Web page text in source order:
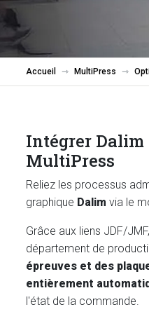
Accueil MultiPress
Intégrer
MultiPress
Reliez les processus
graphique Dalim via le
Grâce aux liens JDF/
département de
épreuves et des
entièrement
l'état de la commande.